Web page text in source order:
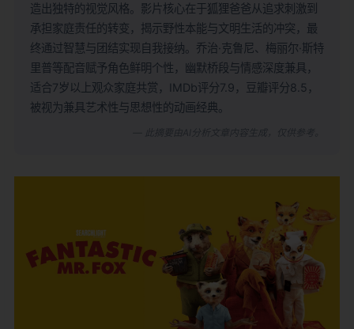
造出独特的视觉风格。影片核心在于狐狸爸爸从追求刺激到
承担家庭责任的转变，揭示野性本能与文明生活的冲突，最
终通过智慧与团结实现自我接纳。乔治·克鲁尼、梅丽尔·斯特
里普等配音赋予角色鲜明个性，幽默桥段与情感深度兼具，
适合7岁以上观众家庭共赏，IMDb评分7.9，豆瓣评分8.5，
被视为兼具艺术性与思想性的动画经典。